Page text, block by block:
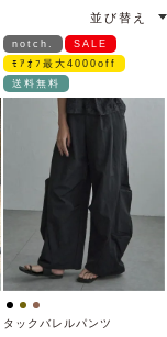
並び替え
notch.
SALE
ﾓｱｵﾌ最大4000off
送料無料
タックバレルパンツ